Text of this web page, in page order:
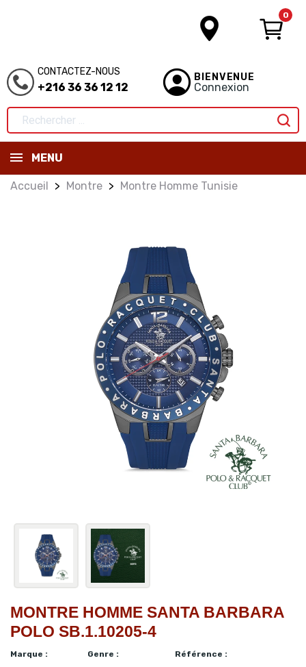
0
CONTACTEZ-NOUS
+216 36 36 12 12
BIENVENUE
Connexion
MENU
Accueil Montre Montre Homme Tunisie
MONTRE HOMME SANTA BARBARA
POLO SB.1.10205-4
Marque :
Genre :
Référence :